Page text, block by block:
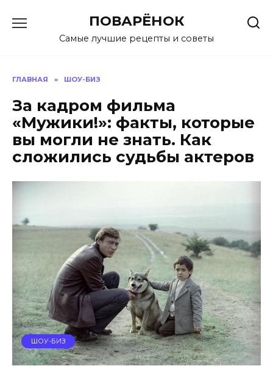
содержанию
ПОВАРЁНОК
Самые лучшие рецепты и советы
ГЛАВНАЯ » ШОУ-БИЗ
За кадром фильма
«Мужики!»: факты, которые
вы могли не знать. Как
сложились судьбы актеров
ШОУ-БИЗ